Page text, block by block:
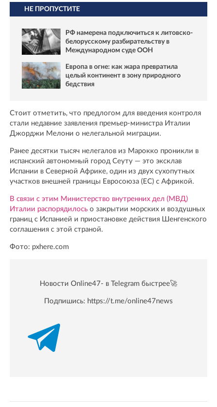
НЕ ПРОПУСТИТЕ
РФ намерена подключиться к литовско-
белорусскому разбирательству в
Международном суде ООН
Европа в огне: как жара превратила
целый континент в зону природного
бедствия
Стоит отметить, что предлогом для введения контроля
стали недавние заявления премьер-министра Италии
Джорджи Мелони о нелегальной миграции.
Ранее десятки тысяч нелегалов из Марокко проникли в
испанский автономный город Сеуту — это эксклав
Испании в Северной Африке, один из двух сухопутных
участков внешней границы Евросоюза (ЕС) с Африкой.
В связи с этим Министерство внутренних дел (МВД)
Италии распорядилось о закрытии морских и воздушных
границ с Испанией и приостановке действия Шенгенского
соглашения с этой страной.
Фото: pxhere.com
Новости Online47- в Telegram быстрее🚀
Подпишись: https://t.me/online47news